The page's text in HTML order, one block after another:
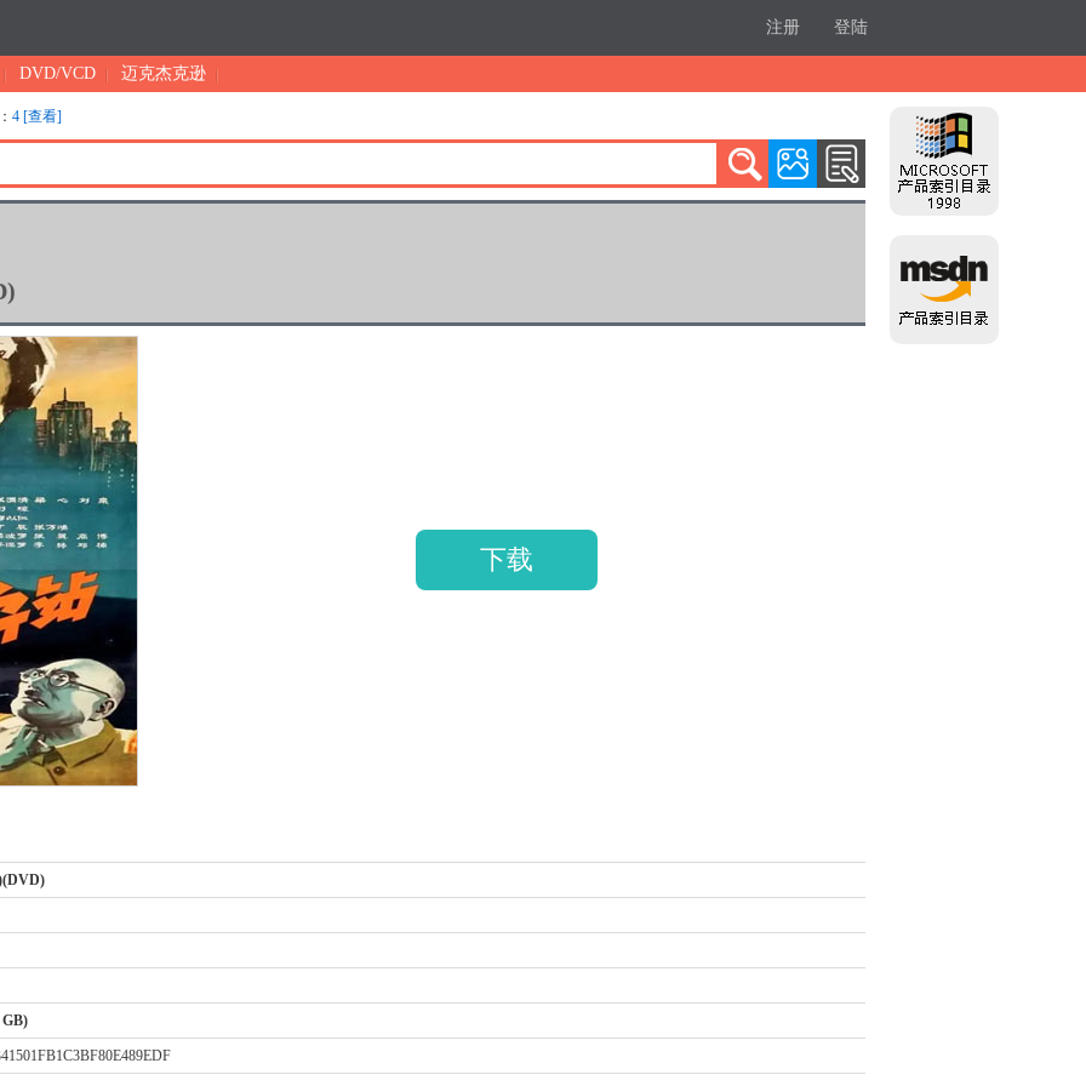
注册 登陆
DVD/VCD 迈克杰克逊
4 [查看]
下载
GB)